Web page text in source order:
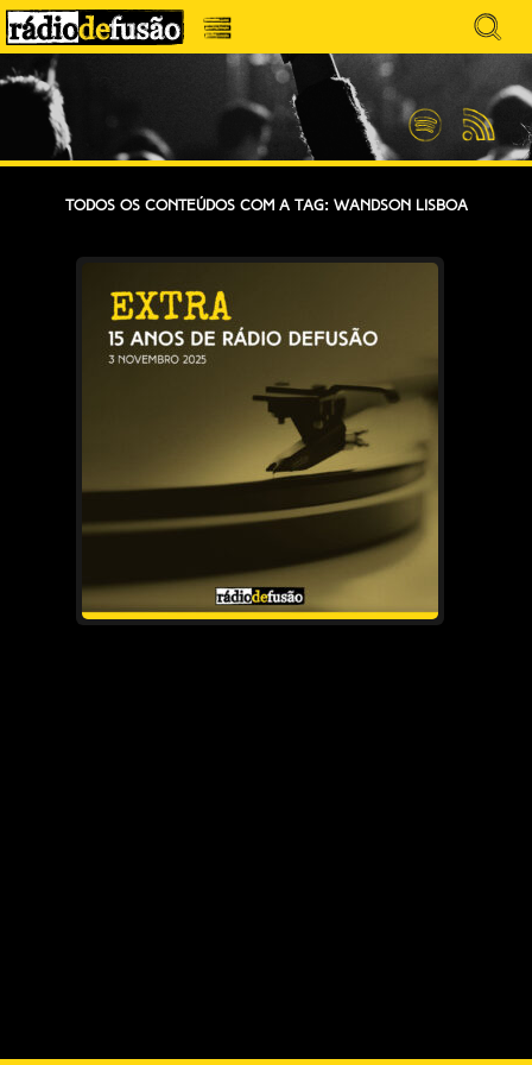
Avançar
para
conteúdo
Menu
Search
for:
RÁDIO DEFUSÃO
MÚSICA SEM PRECONCEITOS. CONVERSA
SEM PRETENSÕES.
Spotify Feed
RSS
Todos os conteúdos com a tag: Wandson Lisboa